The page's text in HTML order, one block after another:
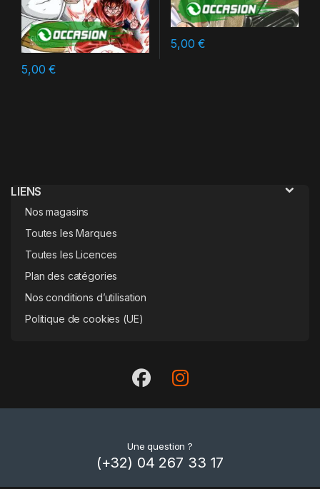
5,00€
5,00€
LIENS
Nos magasins
Toutes les Marques
Toutes les Licences
Plan des catégories
Nos conditions d’utilisation
Politique de cookies (UE)
Une question ?
(+32) 04 267 33 17